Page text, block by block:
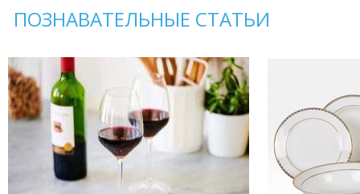
ПОЗНАВАТЕЛЬНЫЕ СТАТЬИ